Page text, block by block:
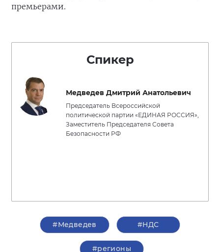
премьерами.
Спикер
Медведев Дмитрий Анатольевич
Председатель Всероссийской
политической партии «ЕДИНАЯ РОССИЯ»,
Заместитель Председателя Совета
Безопасности РФ
#Медведев #НДС
#регионы